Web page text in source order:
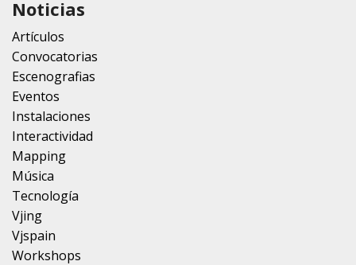
Noticias
Artículos
Convocatorias
Escenografias
Eventos
Instalaciones
Interactividad
Mapping
Música
Tecnología
Vjing
Vjspain
Workshops